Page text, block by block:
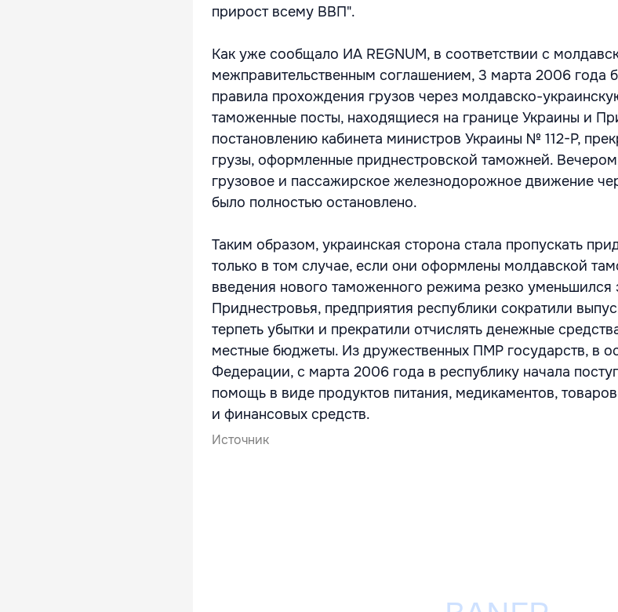
прирост всему ВВП".
Как уже сообщало ИА REGNUM, в соответствии с
межправительственным соглашением, 3 марта 2006 года
правила прохождения грузов через молдавско-
таможенные посты, находящиеся на границе Украины и
постановлению кабинета министров Украины № 112-Р,
грузы, оформленные приднестровской таможней.
грузовое и пассажирское железнодорожное движение
было полностью остановлено.
Таким образом, украинская сторона стала пропускать
только в том случае, если они оформлены молдавской
введения нового таможенного режима резко уменьшился
Приднестровья, предприятия республики сократили
терпеть убытки и прекратили отчислять денежные
местные бюджеты. Из дружественных ПМР государств, в
Федерации, с марта 2006 года в республику начала
помощь в виде продуктов питания, медикаментов,
и финансовых средств.
Источник